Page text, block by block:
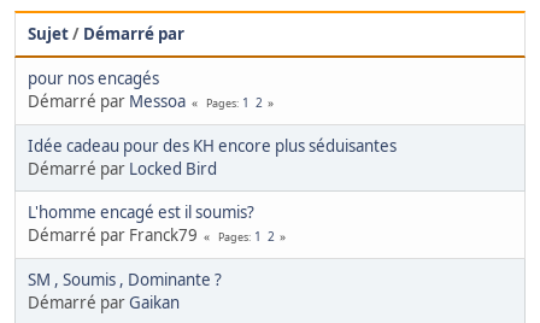
Sujet/ Démarré par
pour nos encagés
Démarré par Messoa Pages 1 2
Idée cadeau pour des KH encore plus séduisantes
Démarré par Locked Bird
L'homme encagé est il soumis?
Démarré par Franck79
Pages 1 2
SM , Soumis , Dominante ?
Démarré parGaikan